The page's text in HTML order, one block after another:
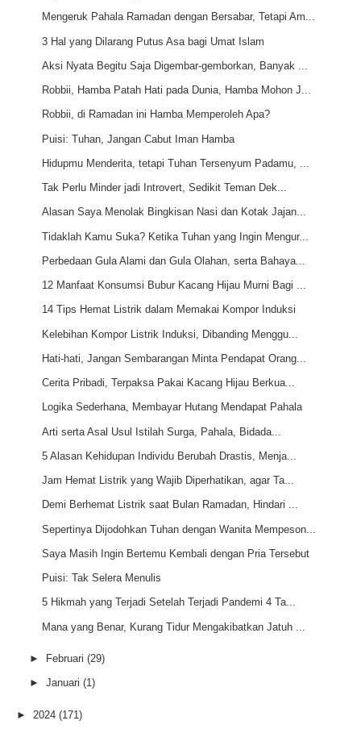
Mengeruk Pahala Ramadan dengan Bersabar, Tetapi Am...
3 Hal yang Dilarang Putus Asa bagi Umat Islam
Aksi Nyata Begitu Saja Digembar-gemborkan, Banyak ...
Robbii, Hamba Patah Hati pada Dunia, Hamba Mohon J...
Robbii, di Ramadan ini Hamba Memperoleh Apa?
Puisi: Tuhan, Jangan Cabut Iman Hamba
Hidupmu Menderita, tetapi Tuhan Tersenyum Padamu, ...
Tak Perlu Minder jadi Introvert, Sedikit Teman Dek...
Alasan Saya Menolak Bingkisan Nasi dan Kotak Jajan...
Tidaklah Kamu Suka? Ketika Tuhan yang Ingin Mengur...
Perbedaan Gula Alami dan Gula Olahan, serta Bahaya...
12 Manfaat Konsumsi Bubur Kacang Hijau Murni Bagi ...
14 Tips Hemat Listrik dalam Memakai Kompor Induksi
Kelebihan Kompor Listrik Induksi, Dibanding Menggu...
Hati-hati, Jangan Sembarangan Minta Pendapat Orang...
Cerita Pribadi, Terpaksa Pakai Kacang Hijau Berkua...
Logika Sederhana, Membayar Hutang Mendapat Pahala
Arti serta Asal Usul Istilah Surga, Pahala, Bidada...
5 Alasan Kehidupan Individu Berubah Drastis, Menja...
Jam Hemat Listrik yang Wajib Diperhatikan, agar Ta...
Demi Berhemat Listrik saat Bulan Ramadan, Hindari ...
Sepertinya Dijodohkan Tuhan dengan Wanita Mempeson...
Saya Masih Ingin Bertemu Kembali dengan Pria Tersebut
Puisi: Tak Selera Menulis
5 Hikmah yang Terjadi Setelah Terjadi Pandemi 4 Ta...
Mana yang Benar, Kurang Tidur Mengakibatkan Jatuh ...
► Februari (29)
► Januari (1)
► 2024 (171)